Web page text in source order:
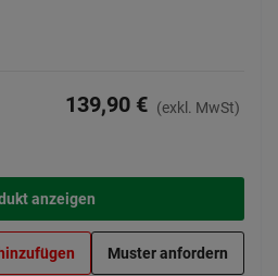
139,90 € (exkl. MwSt)
anzeigen
Muster anfordern